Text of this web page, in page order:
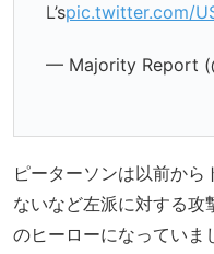
L’spic.twitter.com/
— Majority Report
ピーターソンは以前か
ないなど左派に対する攻
のヒーローになってい